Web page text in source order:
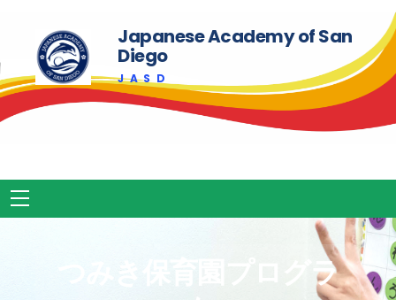
Japanese Academy of San
Diego
J A S D
Menu
つみき保育園プログラ